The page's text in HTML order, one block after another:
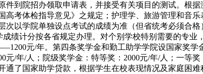
到院招办领取申请表，并接受有关项目的测试。根
考体检指导意见》之规定；护理学、旅游管理和音乐
次以学院单独设点考试的成绩为准（但省统考必须合
绩计分按各省规定办理。对个别学校特别需要的专
元/年。第四条奖学金和勤工助学学院设国家奖学
/年/人；院级奖学金：特等奖：2000元/年/人；一等
了国家助学贷款，根据学生在校表现情况及家庭困